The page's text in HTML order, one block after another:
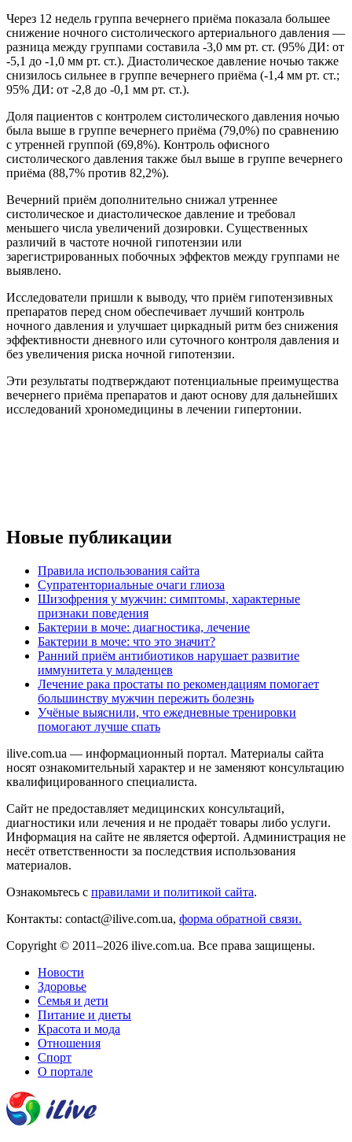
Через 12 недель группа вечернего приёма показала большее
снижение ночного систолического артериального давления —
разница между группами составила -3,0 мм рт. ст. (95% ДИ: от
-5,1 до -1,0 мм рт. ст.). Диастолическое давление ночью также
снизилось сильнее в группе вечернего приёма (-1,4 мм рт. ст.;
95% ДИ: от -2,8 до -0,1 мм рт. ст.).
Доля пациентов с контролем систолического давления ночью
была выше в группе вечернего приёма (79,0%) по сравнению
с утренней группой (69,8%). Контроль офисного
систолического давления также был выше в группе вечернего
приёма (88,7% против 82,2%).
Вечерний приём дополнительно снижал утреннее
систолическое и диастолическое давление и требовал
меньшего числа увеличений дозировки. Существенных
различий в частоте ночной гипотензии или
зарегистрированных побочных эффектов между группами не
выявлено.
Исследователи пришли к выводу, что приём гипотензивных
препаратов перед сном обеспечивает лучший контроль
ночного давления и улучшает циркадный ритм без снижения
эффективности дневного или суточного контроля давления и
без увеличения риска ночной гипотензии.
Эти результаты подтверждают потенциальные преимущества
вечернего приёма препаратов и дают основу для дальнейших
исследований хрономедицины в лечении гипертонии.
Новые публикации
Правила использования сайта
Супратенториальные очаги глиоза
Шизофрения у мужчин: симптомы, характерные
признаки поведения
Бактерии в моче: диагностика, лечение
Бактерии в моче: что это значит?
Ранний приём антибиотиков нарушает развитие
иммунитета у младенцев
Лечение рака простаты по рекомендациям помогает
большинству мужчин пережить болезнь
Учёные выяснили, что ежедневные тренировки
помогают лучше спать
ilive.com.ua — информационный портал. Материалы сайта
носят ознакомительный характер и не заменяют консультацию
квалифицированного специалиста.
Сайт не предоставляет медицинских консультаций,
диагностики или лечения и не продаёт товары либо услуги.
Информация на сайте не является офертой. Администрация не
несёт ответственности за последствия использования
материалов.
Ознакомьтесь с правилами и политикой сайта.
Контакты: contact@ilive.com.ua, форма обратной связи.
Copyright © 2011–2026 ilive.com.ua. Все права защищены.
Новости
Здоровье
Семья и дети
Питание и диеты
Красота и мода
Отношения
Спорт
О портале